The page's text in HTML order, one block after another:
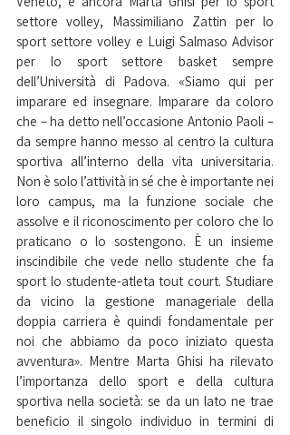
settore volley, Massimiliano Zattin per lo
sport settore volley e Luigi Salmaso Advisor
per lo sport settore basket sempre
dell’Università di Padova. «Siamo qui per
imparare ed insegnare. Imparare da coloro
che – ha detto nell’occasione Antonio Paoli –
da sempre hanno messo al centro la cultura
sportiva all’interno della vita universitaria.
Non è solo l’attività in sé che è importante nei
loro campus, ma la funzione sociale che
assolve e il riconoscimento per coloro che lo
praticano o lo sostengono. È un insieme
inscindibile che vede nello studente che fa
sport lo studente-atleta tout court. Studiare
da vicino la gestione manageriale della
doppia carriera è quindi fondamentale per
noi che abbiamo da poco iniziato questa
avventura». Mentre Marta Ghisi ha rilevato
l’importanza dello sport e della cultura
sportiva nella società: se da un lato ne trae
beneficio il singolo individuo in termini di